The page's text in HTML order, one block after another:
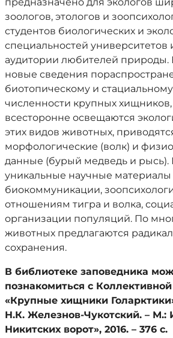
зоологов, этологов и
студентов биологических и
специальностей
аудитории любителей
новые сведения
биотопическому и
численности крупных
всесторонне освещаются
этих видов животных,
морфологические (волк) и
данные (бурый медведь и рысь).
уникальные научные материалы
биокоммуникации,
отношениям тигра и волка,
организации популяций. По
животных предлагаются
сохранения.
В библиотеке заповедника
познакомиться с
«Крупные хищники
Н.К. Железнов-Чукотский. – М.:
Никитских ворот», 2016. – 376 с.